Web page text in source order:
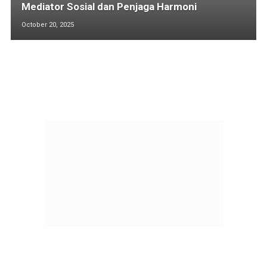
Mediator Sosial dan Penjaga Harmoni
October 20, 2025